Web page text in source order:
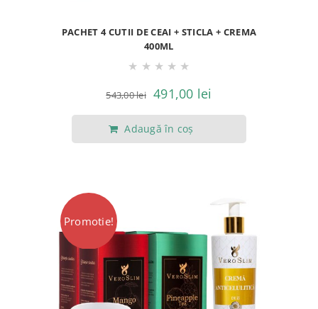
PACHET 4 CUTII DE CEAI + STICLA + CREMA
400ML
★ ★ ★ ★ ★
543,00lei Prețul
inițial
a
491,00 lei
curent
Adaugă în coș
Promotie!